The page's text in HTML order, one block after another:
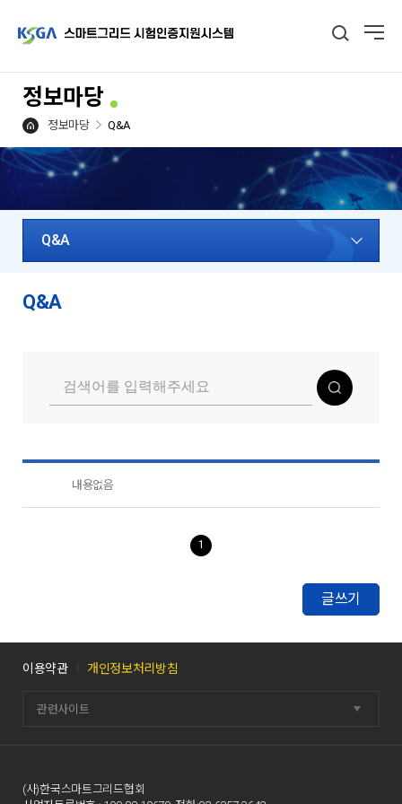
정보마당
정보마당 Q&A
Q&A
Q&A
내용없음
1
글쓰기
이용약관 개인정보처리방침
관련사이트
(사)한국스마트그리드협회